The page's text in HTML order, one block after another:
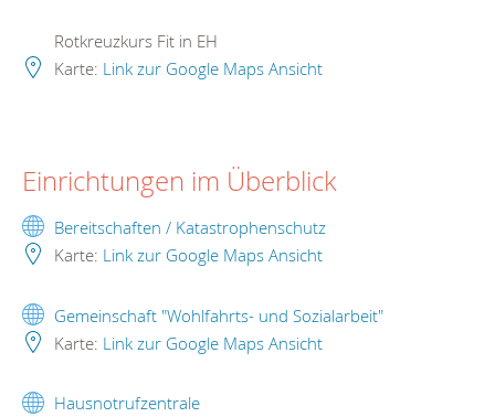
Rotkreuzkurs Fit in EH
Karte: Link zur Google Maps Ansicht
Einrichtungen im Überblick
Bereitschaften / Katastrophenschutz
Karte: Link zur Google Maps Ansicht
Gemeinschaft "Wohlfahrts- und Sozialarbeit"
Karte: Link zur Google Maps Ansicht
Hausnotrufzentrale